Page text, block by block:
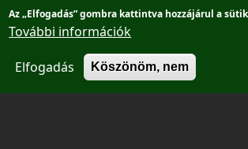
Lábléc menü
Adatvédelmi tájékoztató
Az „Elfogadás” gombra kattintva hozzájárul a
További információk
Elfogadás Köszönöm, nem